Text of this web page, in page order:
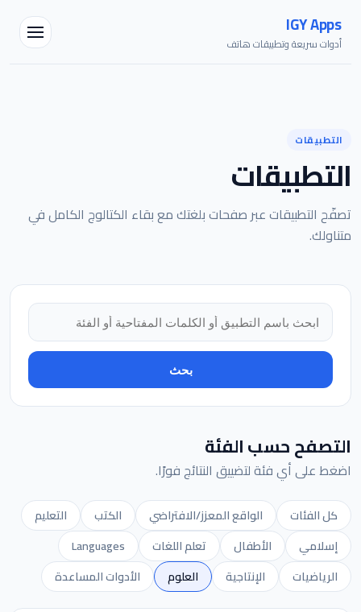
IGY Apps
أدوات سريعة وتطبيقات هاتف
التطبيقات
التطبيقات
تصفّح التطبيقات عبر صفحات بلغتك مع بقاء الكتالوج الكامل في
متناولك.
البحث في التطبيقات
بحث
التصفح حسب الفئة
اضغط على أي فئة لتضييق النتائج فورًا.
كل الفئات الواقع المعزز/الافتراضي الكتب
التعليم
إسلامي
الأطفال تعلم اللغات
Languages
الرياضيات
الإنتاجية العلوم الأدوات المساعدة